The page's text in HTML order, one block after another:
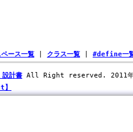
ース一覧 クラス一覧 #define一
設計書 All Right reserved. 2011年